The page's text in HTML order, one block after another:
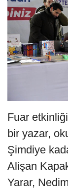
Fuar
bir yazar,
Şimdiye
Alişan
Yarar,